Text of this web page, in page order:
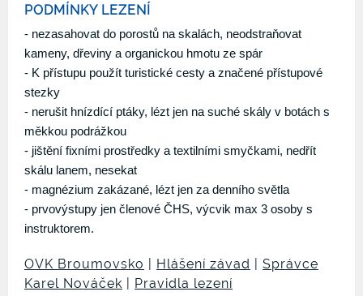
PODMÍNKY LEZENÍ
- nezasahovat do porostů na skalách, neodstraňovat
kameny, dřeviny a organickou hmotu ze spár
- K přístupu použít turistické cesty a značené přístupové
stezky
- nerušit hnízdící ptáky, lézt jen na suché skály v botách s
měkkou podrážkou
- jištění fixními prostředky a textilními smyčkami, nedřít
skálu lanem, nesekat
- magnézium zakázané, lézt jen za denního světla
- prvovýstupy jen členové ČHS, výcvik max 3 osoby s
instruktorem.
OVK Broumovsko Hlášení závad
Správce
Karel Nováček
Pravidla lezení